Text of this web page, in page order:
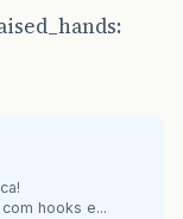
hooks e...